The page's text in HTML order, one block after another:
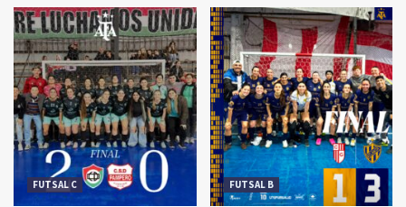
FUTSAL C FUTSAL B